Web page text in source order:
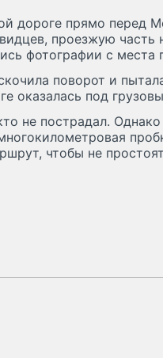
дороге прямо перед
проезжую часть
фотографии с места
поворот и
оказалась под
не пострадал. Однако
чтобы не